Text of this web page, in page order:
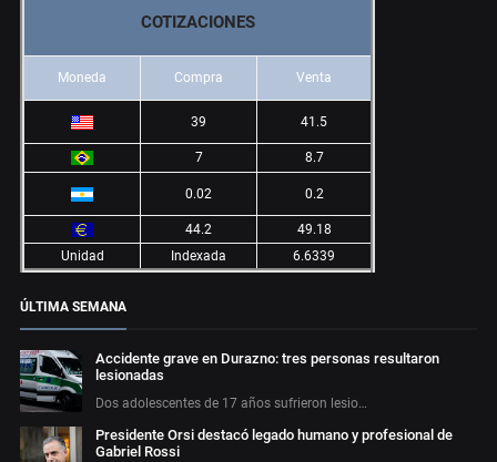
COTIZACIONES
Moneda Compra Venta
39 41.5
7 8.7
0.02 0.2
44.2
49.18
Unidad
Indexada 6.6339
ÚLTIMA SEMANA
Accidente grave en Durazno: tres personas resultaron
lesionadas
Dos adolescentes de 17 años sufrieron lesio…
Presidente Orsi destacó legado humano y profesional de
Gabriel Rossi